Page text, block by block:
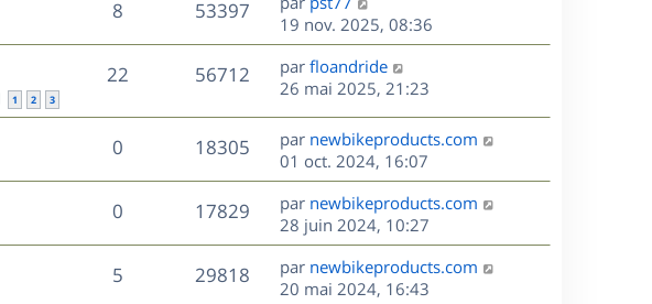
s
g
e
n
s
e
s
r
m
e
s
s
a
g
e
p
o
s
e
s
e
s
i
e
r
m
e
s
s
a
g
e
8R
é
p
s
e
s
53397V
u
e
e
r
n
i
r
m
e
s
s
a
g
e
19 nov. 2025, 08:36
1 2 3
22R
é
56712V
u
e
D
e
i
e
r
m
e
s
s
par floandride
26 mai 2025, 21:23
0R
é
18305V
u
s
D
e
r
n
i
e
r
m
par newbikeproducts.com
01 oct. 2024, 16:07
0R
é
17829V
u
e
D
e
r
n
i
par newbikeproducts.com
28 juin 2024, 10:27
5R
29818V
D
e
par newbikeproducts.com
20 mai 2024, 16:43